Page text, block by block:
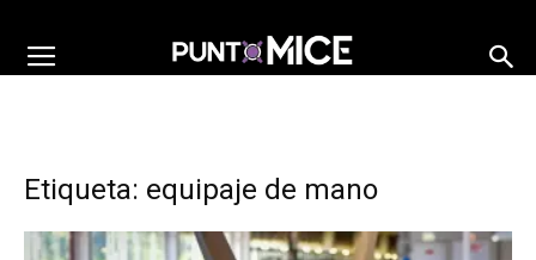
Etiqueta: equipaje de mano